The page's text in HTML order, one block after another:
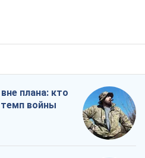
плана: кто
войны